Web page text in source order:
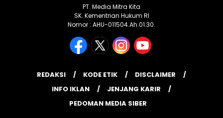
PT. Media Mitra Kita
SK. Kementrian Hukum RI
Nomor : AHU-011504.Ah.01.30.
REDAKSI KODE ETIK
DISCLAIMER
INFO IKLAN
JENJANG KARIR
PEDOMAN MEDIA SIBER